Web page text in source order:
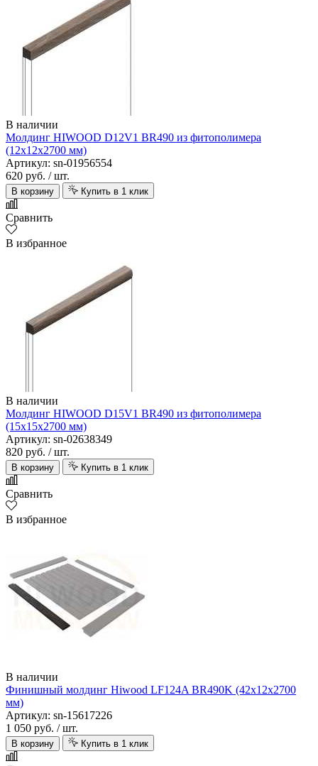
В наличии
Молдинг HIWOOD D12V1 BR490 из фитополимера
(12х12х2700 мм)
Артикул: sn-01956554
620 руб. / шт.
В корзину Купить в 1 клик
Сравнить
В избранное
В наличии
Молдинг HIWOOD D15V1 BR490 из фитополимера
(15х15х2700 мм)
Артикул: sn-02638349
820 руб. / шт.
В корзину Купить в 1 клик
Сравнить
В избранное
В наличии
Финишный молдинг Hiwood LF124A BR490K (42х12х2700
мм)
Артикул: sn-15617226
1 050 руб. / шт.
В корзину Купить в 1 клик